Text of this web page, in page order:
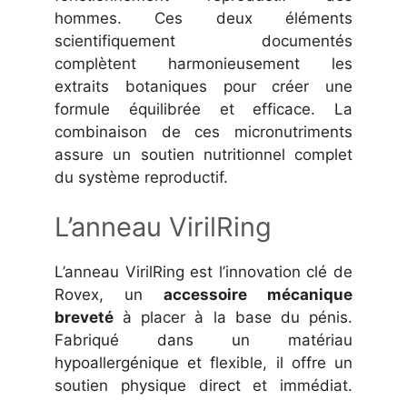
hommes. Ces deux éléments
scientifiquement documentés
complètent harmonieusement les
extraits botaniques pour créer une
formule équilibrée et efficace. La
combinaison de ces micronutriments
assure un soutien nutritionnel complet
du système reproductif.
L’anneau VirilRing
L’anneau VirilRing est l’innovation clé de
Rovex, un accessoire mécanique
breveté à placer à la base du pénis.
Fabriqué dans un matériau
hypoallergénique et flexible, il offre un
soutien physique direct et immédiat.